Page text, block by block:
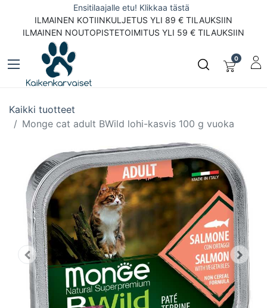
Ensitilaajalle etu! Klikkaa tästä
ILMAINEN KOTIINKULJETUS YLI 89 € TILAUKSIIN
ILMAINEN NOUTOPISTETOIMITUS YLI 59 € TILAUKSIIN
0
Kaikki tuotteet
Monge cat adult BWild lohi-kasvis 100 g vuoka